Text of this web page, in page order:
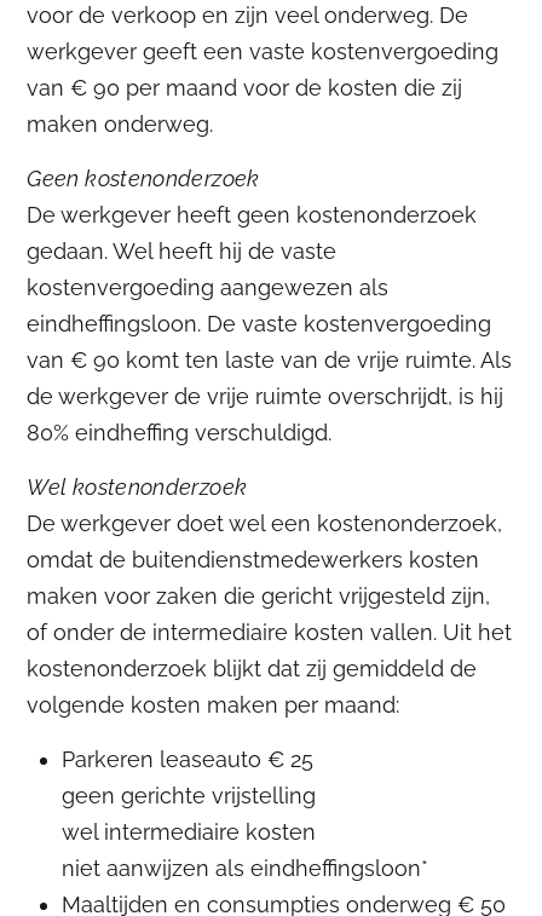
voor de verkoop en zijn veel onderweg. De
werkgever geeft een vaste kostenvergoeding
van € 90 per maand voor de kosten die zij
maken onderweg.
Geen kostenonderzoek
De werkgever heeft geen kostenonderzoek
gedaan. Wel heeft hij de vaste
kostenvergoeding aangewezen als
eindheffingsloon. De vaste kostenvergoeding
van € 90 komt ten laste van de vrije ruimte. Als
de werkgever de vrije ruimte overschrijdt, is hij
80% eindheffing verschuldigd.
Wel kostenonderzoek
De werkgever doet wel een kostenonderzoek,
omdat de buitendienstmedewerkers kosten
maken voor zaken die gericht vrijgesteld zijn,
of onder de intermediaire kosten vallen. Uit het
kostenonderzoek blijkt dat zij gemiddeld de
volgende kosten maken per maand:
Parkeren leaseauto € 25
geen gerichte vrijstelling
wel intermediaire kosten
niet aanwijzen als eindheffingsloon*
Maaltijden en consumpties onderweg € 50